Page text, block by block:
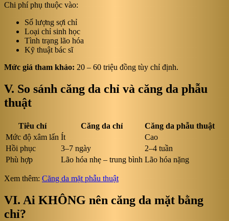
Chi phí phụ thuộc vào:
Số lượng sợi chỉ
Loại chỉ sinh học
Tình trạng lão hóa
Kỹ thuật bác sĩ
Mức giá tham khảo: 20 – 60 triệu đồng tùy chỉ định.
V. So sánh căng da chỉ và căng da phẫu
thuật
Tiêu chí Căng da chỉ
Căng da phẫu thuật
Mức độ xâm lấn Ít
Cao
Hồi phục
3–7 ngày
2–4 tuần
Phù hợp
Lão hóa nhẹ – trung bình Lão hóa nặng
Xem thêm: Căng da mặt phẫu thuật
VI. Ai KHÔNG nên căng da mặt bằng
chỉ?